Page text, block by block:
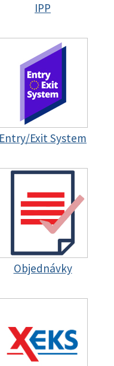
IPP
Entry/Exit System
Objednávky